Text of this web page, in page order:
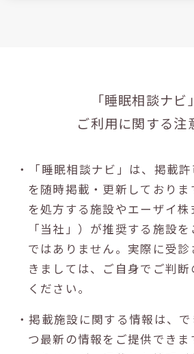
「睡眠相談ナビ
ご利用に関する注
・「睡眠相談ナビ」は、掲載
を随時掲載・更新しており
を処方する施設やエーザイ株
「当社」）が推奨する施設
ではありません。実際に受
きましては、ご自身でご判
ください。
・掲載施設に関する情報は、
つ最新の情報をご提供でき